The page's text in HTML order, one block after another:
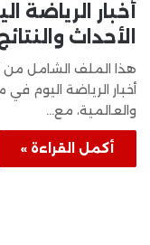
أخبار الرياضة
الأحداث
هذا الملف الشامل من
أخبار الرياضة اليوم
والعالمية، مع…
أكمل القراءة »